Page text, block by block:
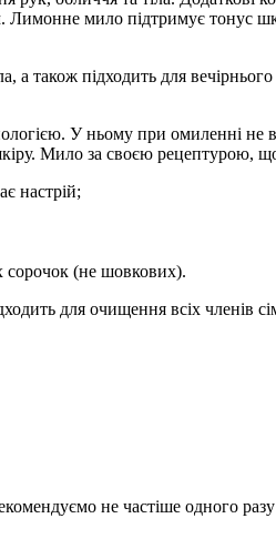
мило підтримує тонус
також підходить для
У ньому при омиленні не
Мило за своєю рецептурою,
настрій;
сорочок (не шовкових).
для очищення всіх членів
не частіше одного